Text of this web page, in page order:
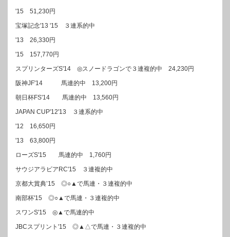
'15 51,230円
宝塚記念'13 '15 ３連系的中
'13 26,330円
'15 157,770円
スプリンターズS'14 ◎スノードラゴンで３連複的中 24,230円
阪神JF'14 馬連的中 13,200円
朝日杯FS'14 馬連的中 13,560円
JAPAN CUP'12'13 ３連系的中
'12 16,650円
'13 63,800円
ローズS'15 馬連的中 1,760円
サウジアラビアRC'15 ３連複的中
京都大賞典’15 ◎○▲で馬連・３連複的中
南部杯'15 ◎○▲で馬連・３連複的中
スワンS'15 ◎▲で馬連的中
JBCスプリント'15 ◎▲△で馬連・３連複的中